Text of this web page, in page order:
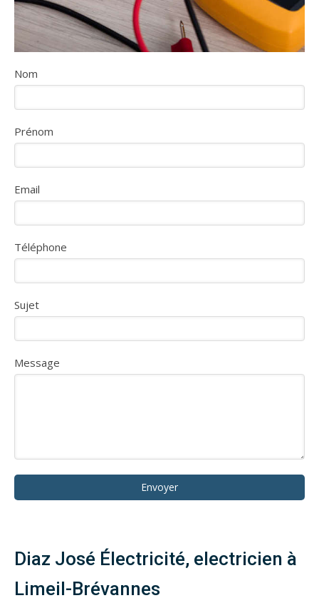
Nom
Prénom
Email
Téléphone
Sujet
Message
Envoyer
Diaz José Électricité, electricien à
Limeil-Brévannes